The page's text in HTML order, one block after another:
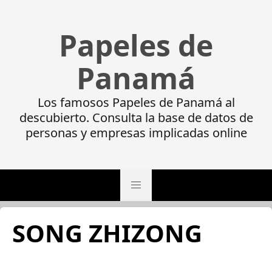
Papeles de
Panamá
Los famosos Papeles de Panamá al
descubierto. Consulta la base de datos de
personas y empresas implicadas online
SONG ZHIZONG